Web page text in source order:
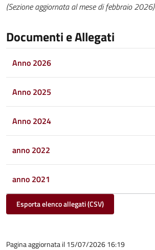
(Sezione aggiornata al mese di febbraio 2026)
Documenti e Allegati
Anno 2026
Anno 2025
Anno 2024
anno 2022
anno 2021
Esporta elenco allegati (CSV)
Pagina aggiornata il 15/07/2026 16:19